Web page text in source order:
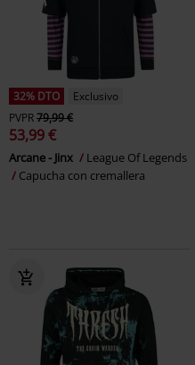
32% DTO
Exclusivo
PVPR79,99 €
53,99 €
Arcane - Jinx
League Of Legends
Capucha con cremallera